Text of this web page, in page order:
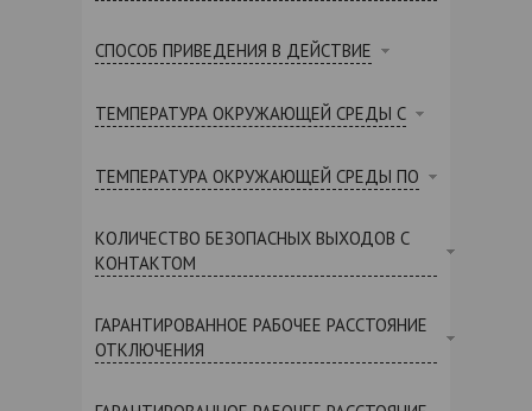
СПОСОБ ПРИВЕДЕНИЯ В ДЕЙСТВИЕ
ТЕМПЕРАТУРА ОКРУЖАЮЩЕЙ СРЕДЫ С
ТЕМПЕРАТУРА ОКРУЖАЮЩЕЙ СРЕДЫ ПО
КОЛИЧЕСТВО БЕЗОПАСНЫХ ВЫХОДОВ С
КОНТАКТОМ
ГАРАНТИРОВАННОЕ РАБОЧЕЕ РАССТОЯНИЕ
ОТКЛЮЧЕНИЯ